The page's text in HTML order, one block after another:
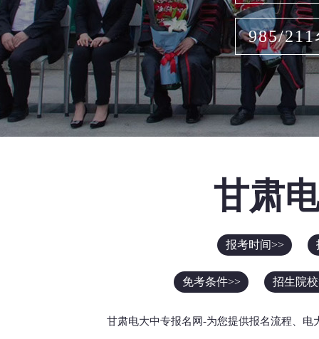
985/211
甘肃
报考时间>>
免考条件>> 招生院
甘肃电大中专报名网-为您提供报名流程、